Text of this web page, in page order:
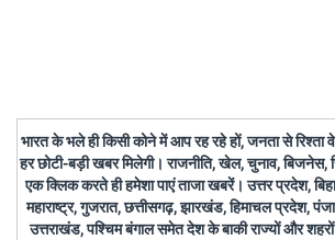
भारत के भले ही किसी कोने में आप रह रहे हों, जनता से रिश्ता
हर छोटी-बड़ी खबर मिलेगी। राजनीति, खेल, चुनाव, बिजनेस,
एक क्लिक करते ही हमेशा पाएं ताजा खबरें। उत्तर प्रदेश,
महाराष्ट्र, गुजरात, छत्तीसगढ़, झारखंड, हिमाचल प्रदेश,
उत्तराखंड, पश्चिम बंगाल समेत देश के बाकी राज्यों और शहरों